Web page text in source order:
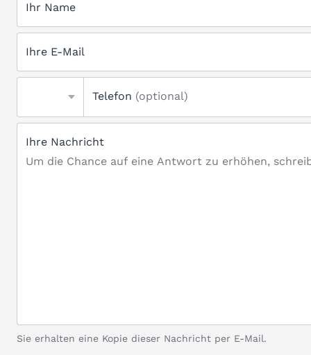
Ihr Name
Ihre E-Mail
Telefon (optional)
Ihre Nachricht
Sie erhalten eine Kopie dieser Nachricht per E-Mail.